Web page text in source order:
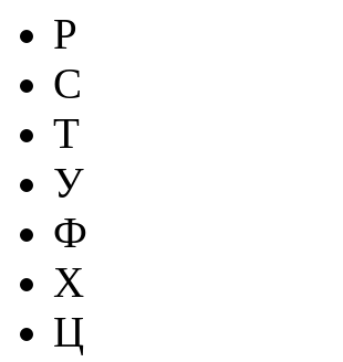
Р
С
Т
У
Ф
Х
Ц